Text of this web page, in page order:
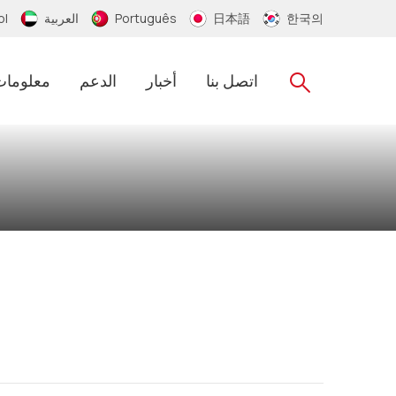
العربية Português 日本語 한국의
الدعم أخبار اتصل بنا